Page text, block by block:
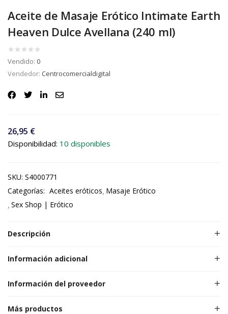
Aceite de Masaje Erótico Intimate Earth
Heaven Dulce Avellana (240 ml)
Vendido: 0
Vendedor: Centrocomercialdigital
26,95 €
Disponibilidad: 10 disponibles
SKU: S4000771
Categorías: Aceites eróticos Masaje Erótico
Sex Shop | Erótico
Descripción
Información adicional
Información del proveedor
Más productos